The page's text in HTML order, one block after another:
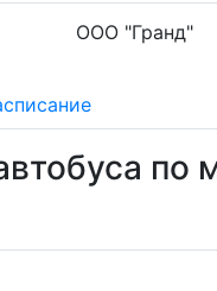
ООО "Гранд"
по